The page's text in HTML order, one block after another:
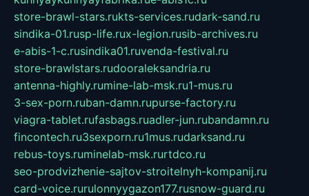
store-brawl-stars.rukts-services.rudark-sand.ru
sindika-01.rusp-life.rux-legion.rusib-archives.ru
e-abis-1-c.rusindika01.ruvenda-festival.ru
store-brawlstars.rudooraleksandria.ru
antenna-highly.rumine-lab-msk.ru1-mus.ru
3-sex-porn.ruban-damn.rupurse-factory.ru
viagra-tablet.rufasbags.ruadler-jun.rubandamn.ru
fincontech.ru3sexporn.ru1mus.rudarksand.ru
rebus-toys.ruminelab-msk.rurtdco.ru
seo-prodvizhenie-sajtov-stroitelnyh-kompanij.ru
card-voice.rurulonnyygazon177.rusnow-guard.ru